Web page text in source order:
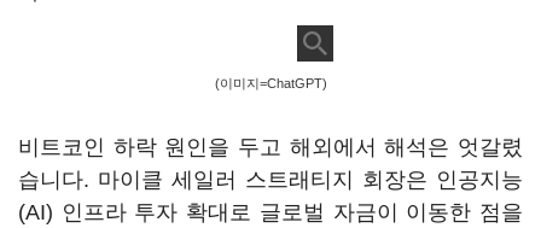
(이미지=ChatGPT)
비트코인 하락 원인을 두고 해외에서 해석은 엇갈렸
습니다. 마이클 세일러 스트래티지 회장은 인공지능
(AI) 인프라 투자 확대로 글로벌 자금이 이동한 점을